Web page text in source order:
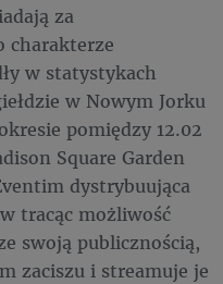
za
charakterze
w statystykach
w Nowym Jorku
pomiędzy 12.02
Square Garden
dystrybuująca
tracąc możliwość
swoją publicznością,
zaciszu i streamuje je